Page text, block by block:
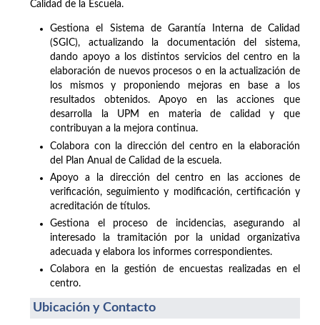
Calidad de la Escuela.
Gestiona el Sistema de Garantía Interna de Calidad
(SGIC), actualizando la documentación del sistema,
dando apoyo a los distintos servicios del centro en la
elaboración de nuevos procesos o en la actualización de
los mismos y proponiendo mejoras en base a los
resultados obtenidos. Apoyo en las acciones que
desarrolla la UPM en materia de calidad y que
contribuyan a la mejora continua.
Colabora con la dirección del centro en la elaboración
del Plan Anual de Calidad de la escuela.
Apoyo a la dirección del centro en las acciones de
verificación, seguimiento y modificación, certificación y
acreditación de títulos.
Gestiona el proceso de incidencias, asegurando al
interesado la tramitación por la unidad organizativa
adecuada y elabora los informes correspondientes.
Colabora en la gestión de encuestas realizadas en el
centro.
Ubicación y Contacto